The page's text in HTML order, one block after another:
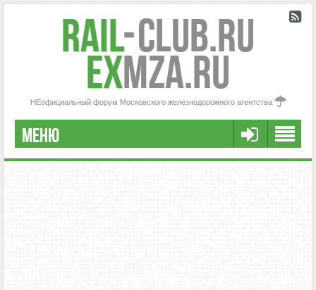
Rail-Club.RU
exMZA.RU
НЕофициальный форум Московского железнодорожного агентства
МЕНЮ
РЕГИСТРАЦИЯ